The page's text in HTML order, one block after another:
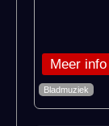
Meer info
Bladmuziek